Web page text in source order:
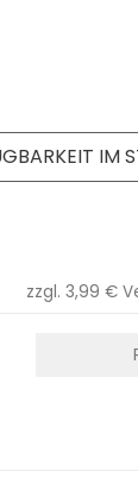
zzgl. 3,99 €
IM